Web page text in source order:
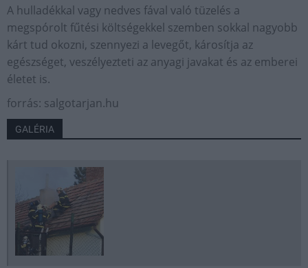
A hulladékkal vagy nedves fával való tüzelés a
megspórolt fűtési költségekkel szemben sokkal nagyobb
kárt tud okozni, szennyezi a levegőt, károsítja az
egészséget, veszélyezteti az anyagi javakat és az emberei
életet is.
forrás: salgotarjan.hu
GALÉRIA